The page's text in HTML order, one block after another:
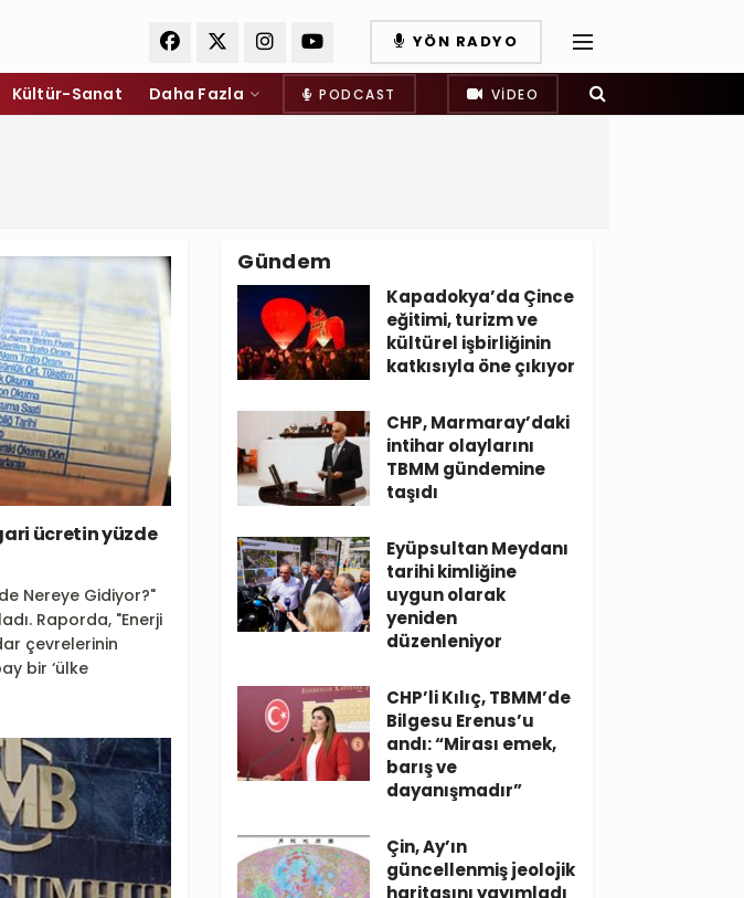
YÖN RADYO
Kültür-Sanat Daha Fazla PODCAST VIDEO
ücretin yüzde
Nereye Gidiyor?"
Raporda, "Enerji
çevrelerinin
bir ‘ülke
Gündem
Kapadokya’da Çince
eğitimi, turizm ve
kültürel işbirliğinin
katkısıyla öne çıkıyor
CHP, Marmaray’daki
intihar olaylarını
TBMM gündemine
taşıdı
Eyüpsultan Meydanı
tarihi kimliğine
uygun olarak
yeniden
düzenleniyor
CHP’li Kılıç, TBMM’de
Bilgesu Erenus’u
andı: “Mirası emek,
barış ve
dayanışmadır”
Çin, Ay’ın
güncellenmiş jeolojik
haritasını yayımladı